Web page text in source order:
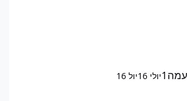
יולי 16 יול 16